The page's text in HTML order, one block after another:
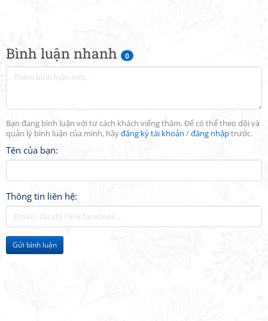
Bình luận nhanh 0
Bạn đang bình luận với tư cách khách viếng thăm. Để có thể theo dõi và
quản lý bình luận của mình, hãyđăng ký tài khoản /đăng nhậptrước.
Tên của bạn:
Thông tin liên hệ:
Gửi bình luận